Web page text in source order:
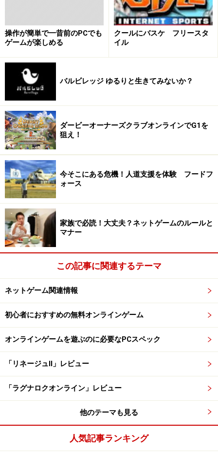
ワードを推測して自分のパソコンからゲームにアクセ
ス。公開された情報から何パターンもの言葉の組み合わ
せを入力。やがてネットゲームにアクセスできる彼女の
IDとパスワードを発見したのです。
アイテムを購入できるネットゲーム
このネットゲームはプレイに便利なアイテムや装備を日
本の通貨である『円』で購入できるシステムになってい
るようです。男子生徒も当初は自分の小遣いで購入して
いたようです。しかしネットゲームに掛けられる小遣い
にも限界があります。
不正アクセスした女性プレイヤーのキャラクターを自由
に操作し、このキャラクターが所持していたアイテム約
10点を自分のキャラクターに渡した。その後男子生徒は
自分のキャラクターでゲームをプレイ。他人のアイテム
をまんまと不正アクセスして横取りした訳です。
ネットで公開に注意
ネットゲームにおける事件で、このIDとパスワードを他
呼びかけているのが金融機関の暗証番号と同様に安易に
個人情報から読みとれるようなパスワードにしない！
ゲームのシステム上でアイテムを購入できますが、その
購入資金を計算すると女性プレイヤーの奪われたアイテ
操作が簡単で一昔前のPCでも
ゲームが楽しめる
クールにバスケ フリースタ
イル
バルビレッジ ゆるりと生きてみないか？
ダービーオーナーズクラブオンラインでG1を
狙え！
今そこにある危機！人道支援を体験 フードフ
ォース
家族で必読！大丈夫？ネットゲームのルールと
マナー
この記事に関連するテーマ
ネットゲーム関連情報
初心者におすすめの無料オンラインゲーム
オンラインゲームを遊ぶのに必要なPCスペック
「リネージュII」レビュー
「ラグナロクオンライン」レビュー
他のテーマも見る
人気記事ランキング